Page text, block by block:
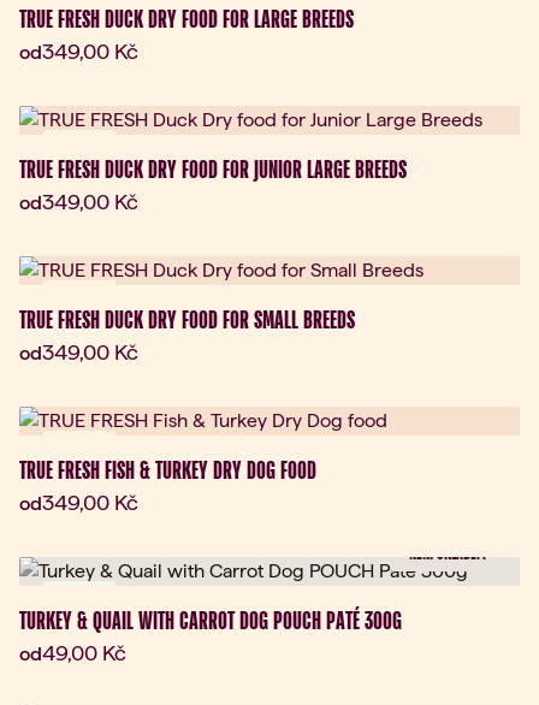
TRUE FRESH DUCK DRY FOOD FOR LARGE BREEDS
odAktuální cena:
349,00 Kč
TRUE FRESH DUCK DRY FOOD FOR JUNIOR LARGE BREEDS
odAktuální cena:
349,00 Kč
TRUE FRESH DUCK DRY FOOD FOR SMALL BREEDS
odAktuální cena:
349,00 Kč
TRUE FRESH FISH & TURKEY DRY DOG FOOD
odAktuální cena:
349,00 Kč
NENÍ SKLADEM
TURKEY & QUAIL WITH CARROT DOG POUCH PATÉ 300G
odAktuální cena:
49,00 Kč